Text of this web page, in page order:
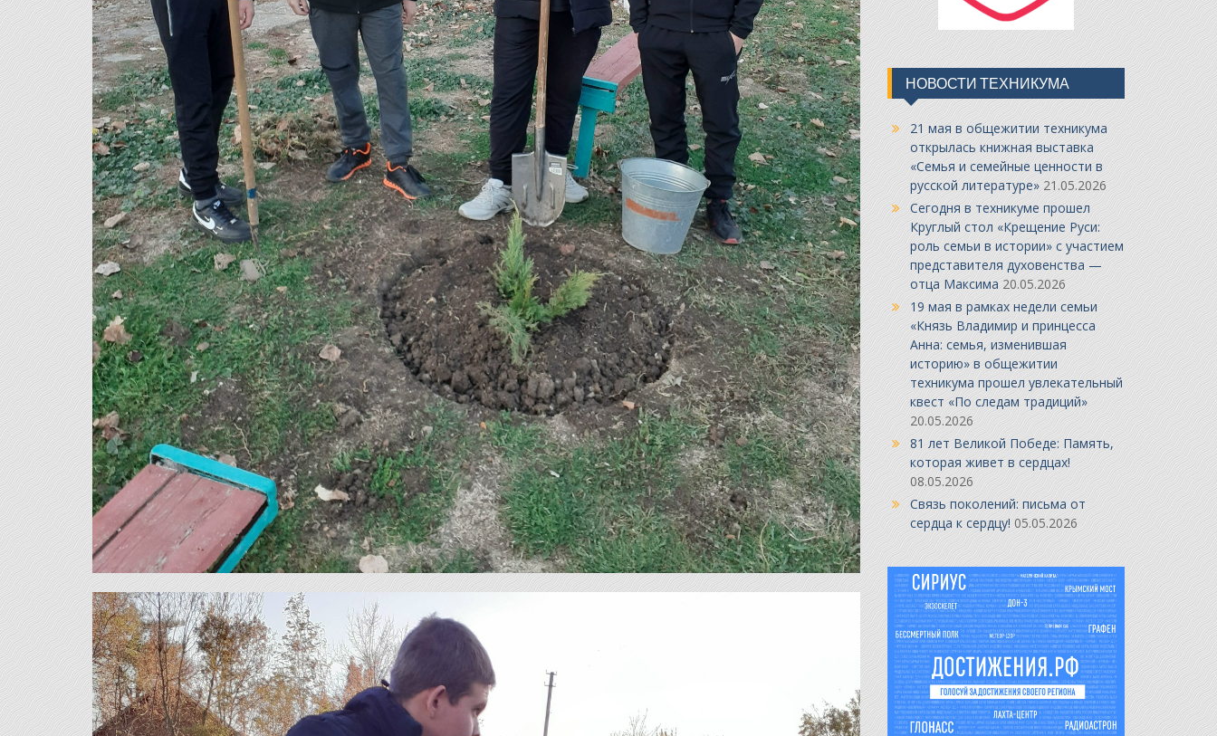
НОВОСТИ ТЕХНИКУМА
21 мая в общежитии техникума
открылась книжная выставка
«Семья и семейные ценности в
русской литературе» 21.05.2026
Сегодня в техникуме прошел
Круглый стол «Крещение Руси:
роль семьи в истории» с участием
представителя духовенства —
отца Максима 20.05.2026
19 мая в рамках недели семьи
«Князь Владимир и принцесса
Анна: семья, изменившая
историю» в общежитии
техникума прошел увлекательный
квест «По следам традиций»
20.05.2026
81 лет Великой Победе: Память,
которая живет в сердцах!
08.05.2026
Связь поколений: письма от
сердца к сердцу! 05.05.2026